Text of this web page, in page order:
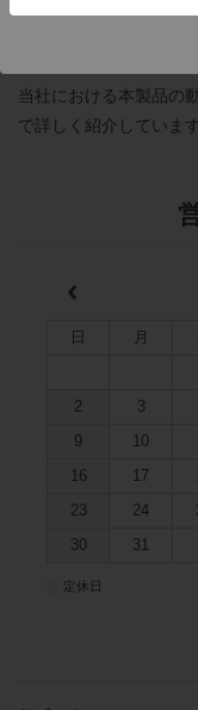
当社における本製品の
で詳しく紹介しています
日 月
2
3
9
10
16
17
23
24
30
31
定休日